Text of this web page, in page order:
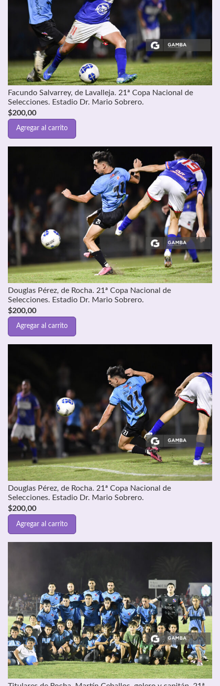
Facundo Salvarrey, de Lavalleja. 21ª Copa Nacional de
Selecciones. Estadio Dr. Mario Sobrero.
$200,00
Agregar al carrito
Douglas Pérez, de Rocha. 21ª Copa Nacional de
Selecciones. Estadio Dr. Mario Sobrero.
$200,00
Agregar al carrito
Douglas Pérez, de Rocha. 21ª Copa Nacional de
Selecciones. Estadio Dr. Mario Sobrero.
$200,00
Agregar al carrito